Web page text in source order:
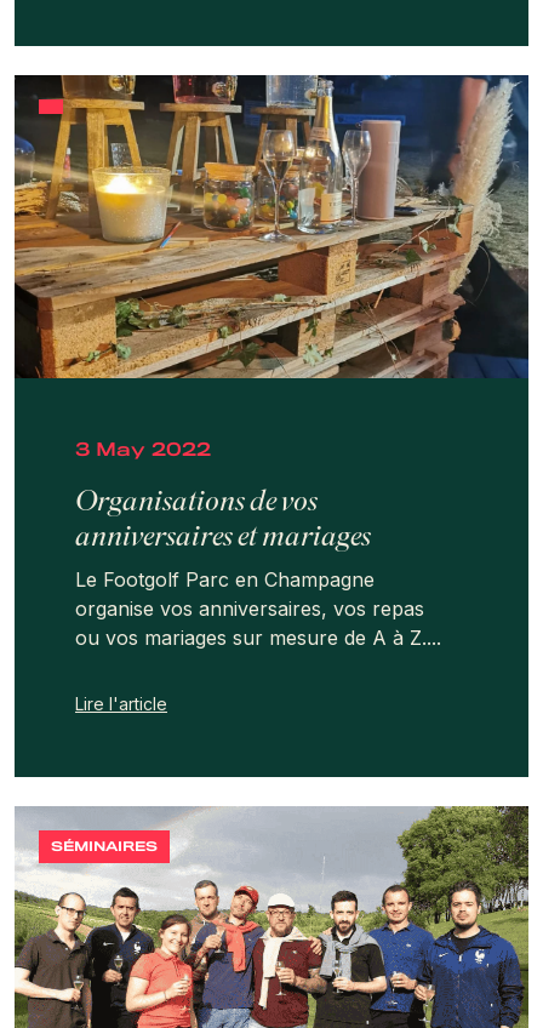
3 May 2022
Organisations de vos
anniversaires et mariages
Le Footgolf Parc en Champagne
organise vos anniversaires, vos repas
ou vos mariages sur mesure de A à Z....
Lire l'article
SÉMINAIRES